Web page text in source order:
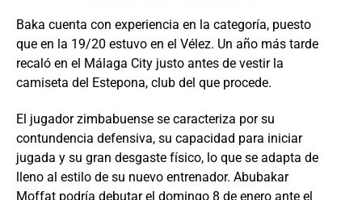
Baka cuenta con experiencia en la categoría, puesto
que en la 19/20 estuvo en el Vélez. Un año más tarde
recaló en el Málaga City justo antes de vestir la
camiseta del Estepona, club del que procede.
El jugador zimbabuense se caracteriza por su
contundencia defensiva, su capacidad para iniciar
jugada y su gran desgaste físico, lo que se adapta de
lleno al estilo de su nuevo entrenador. Abubakar
Moffat podría debutar el domingo 8 de enero ante el